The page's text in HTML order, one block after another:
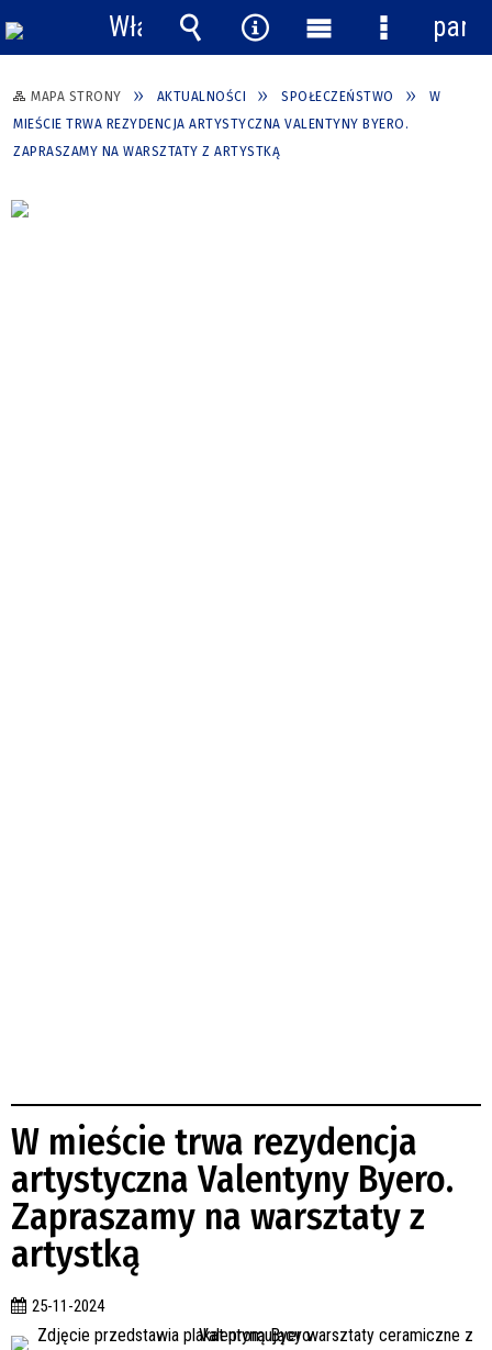
MAPA STRONY AKTUALNOŚCI SPOŁECZEŃSTWO
W
MIEŚCIE TRWA REZYDENCJA ARTYSTYCZNA VALENTYNY BYERO.
ZAPRASZAMY NA WARSZTATY Z ARTYSTKĄ
W mieście trwa rezydencja
artystyczna Valentyny Byero.
Zapraszamy na warsztaty z
artystką
25-11-2024
Włącz
powiadomienia
Wyszukiwarka
Narzędzia
Menu
główne
Menu
panel